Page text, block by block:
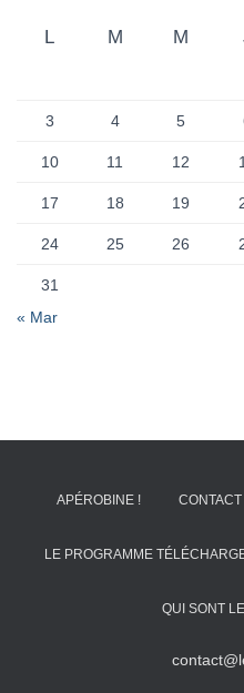
L M M
3 4 5
10 11 12
17 18 19
24 25 26
31
« Mar
APÉROBINE ! CONTACT
LE PROGRAMME
QUI SONT